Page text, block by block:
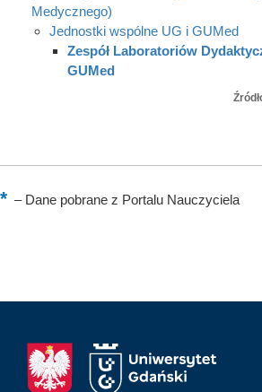
Medycznego)
Jednostki wspólne UG i GUMed
Zespół Laboratoriów
GUMed
–Dane pobrane z Portalu Nauczyciela